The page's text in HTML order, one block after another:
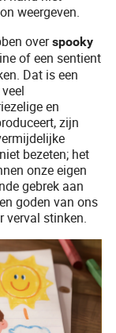
weergeven.
overspooky
of een sentient
Dat is een
en
zijn
bezeten; het
onze eigen
gebrek aan
goden van ons
verval stinken.